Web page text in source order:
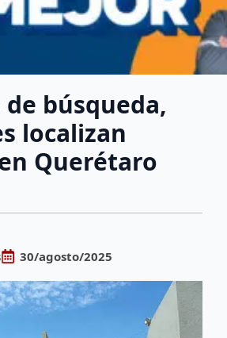
de búsqueda,
localizan
Querétaro
30/agosto/2025